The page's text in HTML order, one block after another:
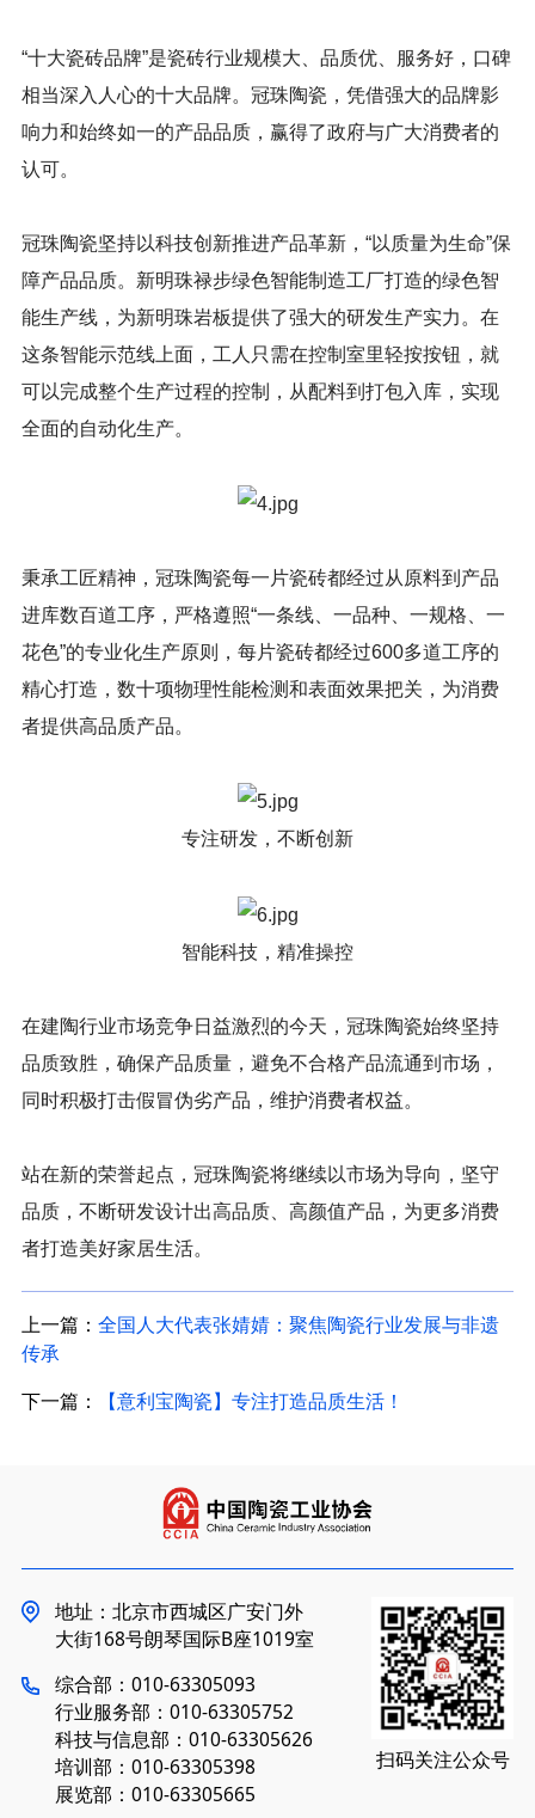
“十大瓷砖品牌”是瓷砖行业规模大、品质优、服务好，口碑
相当深入人心的十大品牌。冠珠陶瓷，凭借强大的品牌影
响力和始终如一的产品品质，赢得了政府与广大消费者的
认可。
冠珠陶瓷坚持以科技创新推进产品革新，“以质量为生命”保
障产品品质。新明珠禄步绿色智能制造工厂打造的绿色智
能生产线，为新明珠岩板提供了强大的研发生产实力。在
这条智能示范线上面，工人只需在控制室里轻按按钮，就
可以完成整个生产过程的控制，从配料到打包入库，实现
全面的自动化生产。
秉承工匠精神，冠珠陶瓷每一片瓷砖都经过从原料到产品
进库数百道工序，严格遵照“一条线、一品种、一规格、一
花色”的专业化生产原则，每片瓷砖都经过600多道工序的
精心打造，数十项物理性能检测和表面效果把关，为消费
者提供高品质产品。
专注研发，不断创新
智能科技，精准操控
在建陶行业市场竞争日益激烈的今天，冠珠陶瓷始终坚持
品质致胜，确保产品质量，避免不合格产品流通到市场，
同时积极打击假冒伪劣产品，维护消费者权益。
站在新的荣誉起点，冠珠陶瓷将继续以市场为导向，坚守
品质，不断研发设计出高品质、高颜值产品，为更多消费
者打造美好家居生活。
上一篇： 全国人大代表张婧婧：聚焦陶瓷行业发展与非遗
传承
下一篇：
【意利宝陶瓷】专注打造品质生活！
地址：北京市西城区广安门外
大街168号朗琴国际B座1019室
综合部：010-63305093
行业服务部：010-63305752
科技与信息部：010-63305626
培训部：010-63305398
展览部：010-63305665
扫码关注公众号